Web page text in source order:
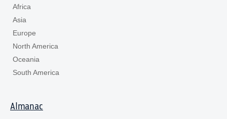
Africa
Asia
Europe
North America
Oceania
South America
Almanac